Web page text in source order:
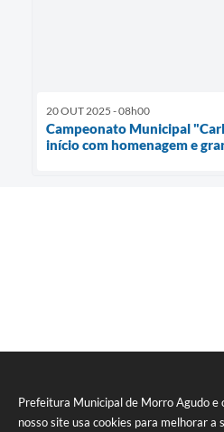
Prefeitura Municipal de Morro Agudo e
nosso site usa cookies para melhorar a
20 OUT 2025 - 08h00
Campeonato Municipal
início com homenagem e